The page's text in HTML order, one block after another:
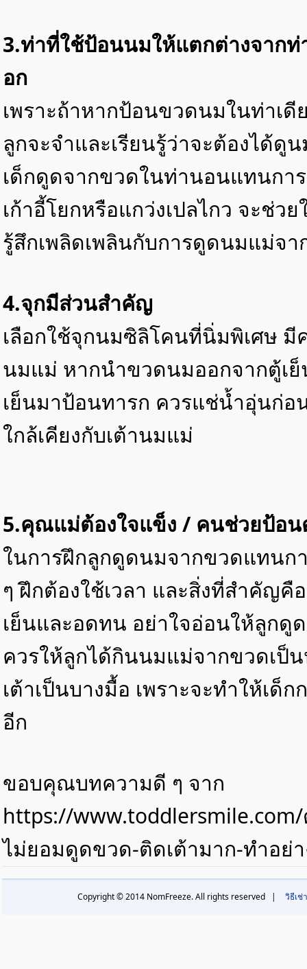
3.ท่าที่ใช้ป้อนนมให้แตกต่างจาก
อก
เพราะถ้าหากป้อนขวดนมในท่าเ
ลูกจะจำและเรียนรู้ว่าจะต้องได้ดู
เด็กดูดจากขวดในท่านอนแทนกา
เก้าอี้โยกหรือแกว่งเปลไกว จะช่ว
รู้สึกเพลิดเพลินกับการดูดนมแม่จ
4.จุกมีส่วนสำคัญ
เลือกใช้จุกนมซิลิโคนที่นิ่มพิเศษ
นมแม่ หากนำขวดนมออกจากตู้เ
เย็นมาป้อนทารก ควรแช่น้ำอุ่นก่
ใกล้เคียงกับเต้านมแม่
5.คุณแม่ต้องใจแข็ง / คนช่วยป้อ
ในการฝึกลูกดูดนมจากขวดแทนก
ๆ ฝึกต้องใช้เวลา และสิ่งที่สำคัญ
เย็นและอดทน อย่าใจอ่อนให้ลูกดู
ควรให้ลูกได้กินนมแม่จากขวดเป็
เต้าเป็นบางมื้อ เพราะจะทำให้เด็
อีก
ขอบคุณบทความดี ๆ จาก
https://
ไม่ยอมดูดขวด-ติดเต้ามาก-ทำอย่
Copyright © 2014 NomFreeze. All rights reserved | วิธีเช่